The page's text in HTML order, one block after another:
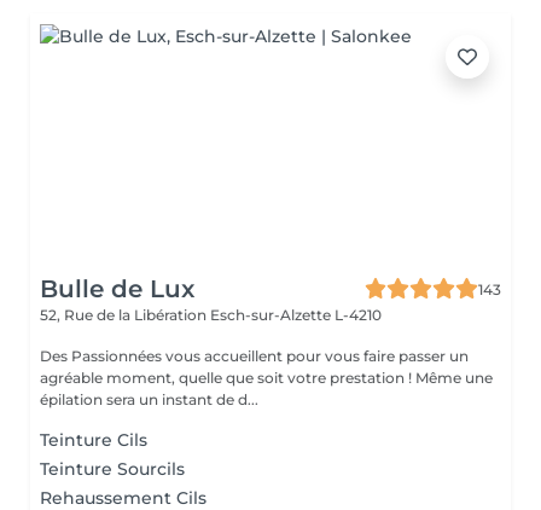
Bulle de Lux
143
52, Rue de la Libération Esch-sur-Alzette L-4210
Des Passionnées vous accueillent pour vous faire passer un
agréable moment, quelle que soit votre prestation ! Même une
épilation sera un instant de d...
Teinture Cils
Teinture Sourcils
Rehaussement Cils